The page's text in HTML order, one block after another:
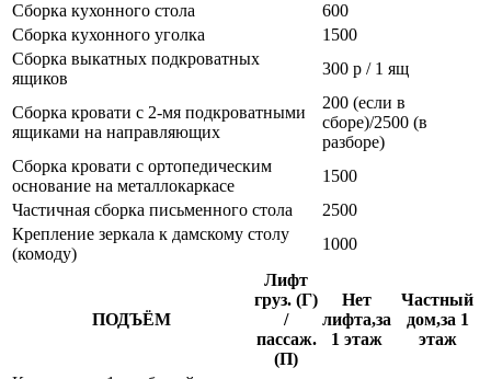
Сборка кухонного стола
600
Сборка кухонного уголка
1500
Сборка выкатных подкроватных
ящиков
300 р / 1 ящ
Сборка кровати с 2-мя подкроватными
ящиками на направляющих
200 (если в
сборе)/2500 (в
разборе)
Сборка кровати с ортопедическим
основание на металлокаркасе
1500
Частичная сборка письменного стола
2500
Крепление зеркала к дамскому столу
(комоду)
1000
ПОДЪЁМ
Лифт
груз. (Г)
/
пассаж.
(П)
Нет
лифта,за
1 этаж
Частный
дом,за 1
этаж